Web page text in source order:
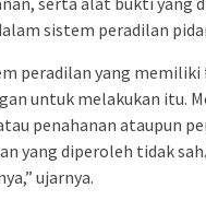
sistem peradilan
peradilan yang memiliki
untuk melakukan itu.
penahanan ataupun
yang diperoleh tidak
ujarnya.